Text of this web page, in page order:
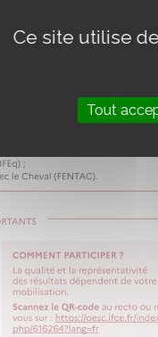
Ce site utilise
Tout